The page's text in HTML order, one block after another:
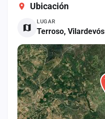
Ubicación
LUGAR
Terroso, Vilardevós